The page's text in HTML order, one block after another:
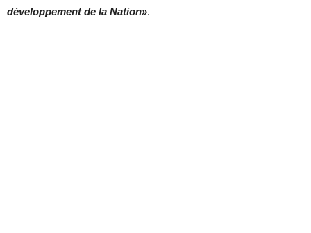
développement de la Nation».